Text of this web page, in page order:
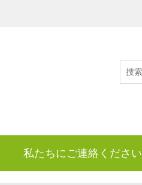
私たちにご連絡ください